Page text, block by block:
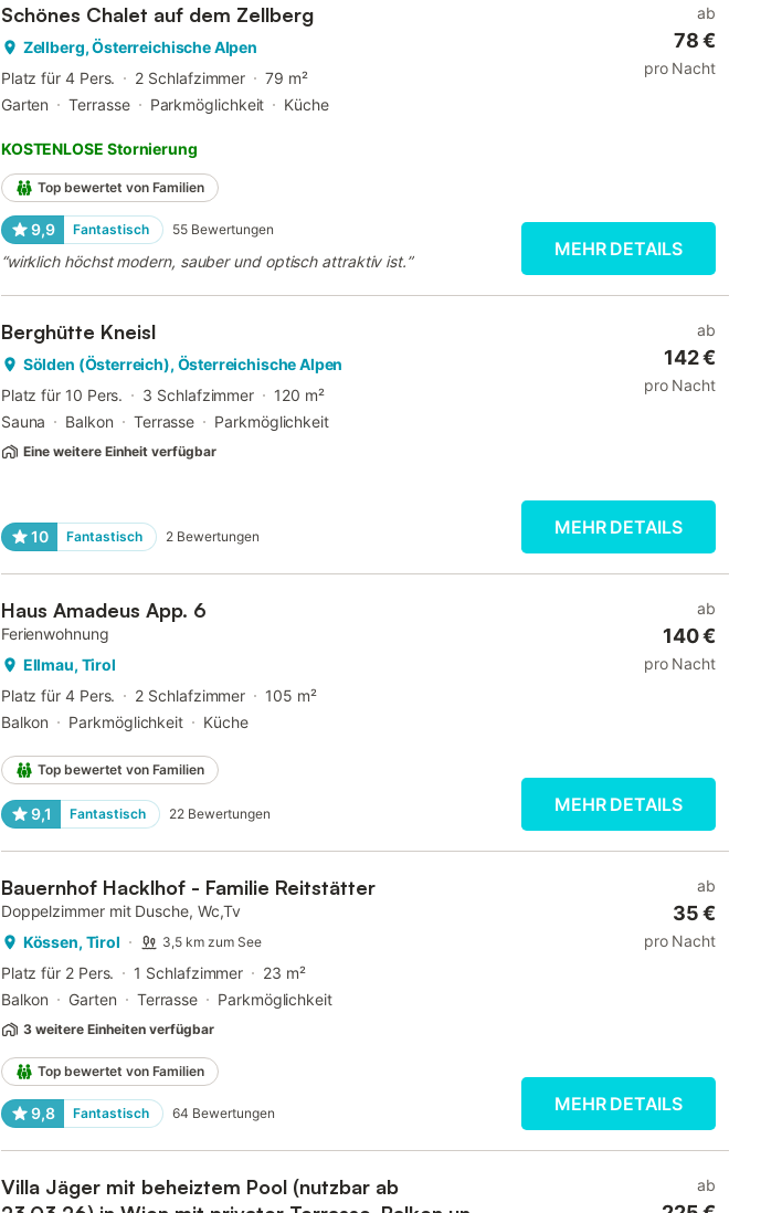
Schönes Chalet auf dem Zellberg
Zellberg, Österreichische Alpen
Platz für 4 Pers.
2 Schlafzimmer
79 m²
Garten
Terrasse Parkmöglichkeit Küche
KOSTENLOSE Stornierung
Top bewertet von Familien
9,9 Fantastisch 55 Bewertungen
“wirklich höchst modern, sauber und optisch attraktiv ist.”
ab
78 €
pro Nacht
MEHR DETAILS
Berghütte Kneisl
Sölden (Österreich), Österreichische Alpen
Platz für 10 Pers.
3 Schlafzimmer
120 m²
Sauna
Balkon Terrasse Parkmöglichkeit
Eine weitere Einheit verfügbar
10 Fantastisch 2 Bewertungen
ab
142 €
pro Nacht
MEHR DETAILS
Haus Amadeus App. 6
Ferienwohnung
Ellmau, Tirol
Platz für 4 Pers.
2 Schlafzimmer
105 m²
Balkon
Parkmöglichkeit Küche
Top bewertet von Familien
9,1 Fantastisch 22 Bewertungen
ab
140 €
pro Nacht
MEHR DETAILS
Bauernhof Hacklhof - Familie Reitstätter
Doppelzimmer mit Dusche, Wc,Tv
Kössen, Tirol
3,5 km zum See
Platz für 2 Pers. 1 Schlafzimmer
23 m²
Balkon
Garten Terrasse Parkmöglichkeit
3 weitere Einheiten verfügbar
Top bewertet von Familien
9,8 Fantastisch 64 Bewertungen
ab
35 €
pro Nacht
MEHR DETAILS
Villa Jäger mit beheiztem Pool (nutzbar ab
ab